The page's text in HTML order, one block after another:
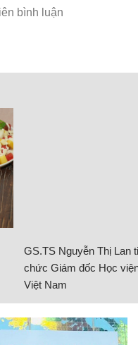
GS.TS Nguyễn Thị Lan
chức Giám đốc Học
Việt Nam